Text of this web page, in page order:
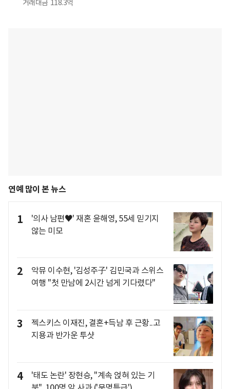
거래대금 118.3억
연예 많이 본 뉴스
1
'의사 남편♥' 재혼 윤해영, 55세 믿기지
않는 미모
2
악뮤 이수현, '김성주子' 김민국과 스위스
여행 "첫 만남에 2시간 넘게 기다렸다"
3
젝스키스 이재진, 결혼+득남 후 근황..고
지용과 반가운 투샷
4
'태도 논란' 장현승, "계속 얹혀 있는 기